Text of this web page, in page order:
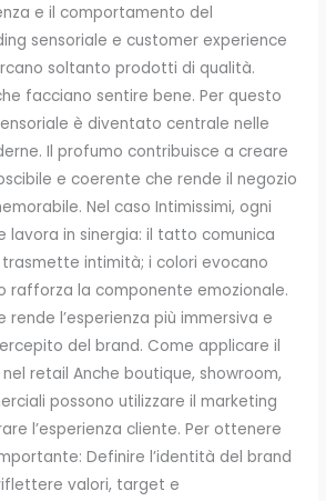
e il comportamento del
sensoriale e customer experience
soltanto prodotti di qualità.
facciano sentire bene. Per questo
è diventato centrale nelle
Il profumo contribuisce a creare
e coerente che rende il negozio
Nel caso Intimissimi, ogni
lavora in sinergia: il tatto comunica
intimità; i colori evocano
rafforza la componente emozionale.
rende l’esperienza più immersiva e
del brand. Come applicare il
retail Anche boutique, showroom,
possono utilizzare il marketing
l’esperienza cliente. Per ottenere
Definire l’identità del brand
valori, target e